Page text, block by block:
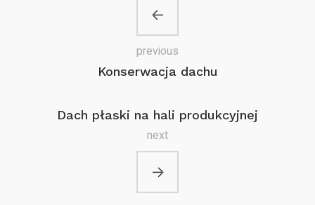
Konserwacja dachu
previous
Dach płaski na hali produkcyjnej
next